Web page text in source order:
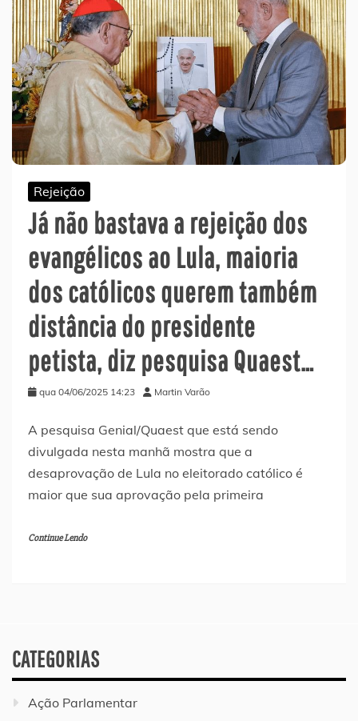
Rejeição
Já não bastava a rejeição dos
evangélicos ao Lula, maioria
dos católicos querem também
distância do presidente
petista, diz pesquisa Quaest…
qua 04/06/2025 14:23 Martin Varão
A pesquisa Genial/Quaest que está sendo
divulgada nesta manhã mostra que a
desaprovação de Lula no eleitorado católico é
maior que sua aprovação pela primeira
Continue Lendo
CATEGORIAS
Ação Parlamentar